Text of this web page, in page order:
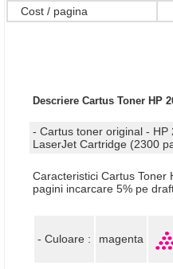
Cost / pagina
Descriere Cartus Toner HP
- Cartus toner original - HP
LaserJet Cartridge (2300
Caracteristici Cartus Toner
pagini incarcare 5% pe
- Culoare : magenta